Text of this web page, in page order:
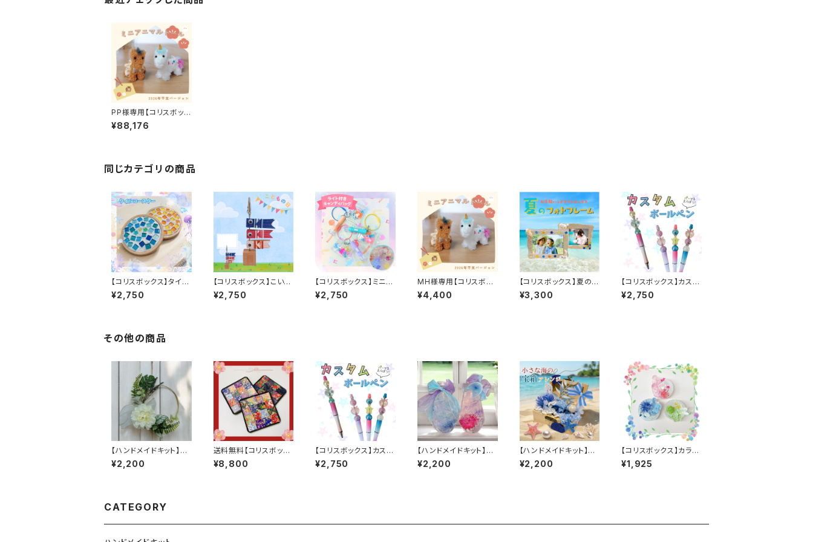
PP様専用【コリスボック
ス】ミニアニマルドール、
イースターエッグ
¥88,176
同じカテゴリの商品
【コリスボックス】タイル
コースター 5個セット
¥2,750
【コリスボックス】こいの
ぼりのメモスタンド 5個
セット
¥2,750
【コリスボックス】ミニラ
イト付きキャンディバッ
グ 5個セット
¥2,750
MH様専用【コリスボッ
クス】ミニアニマルドー
ル2026年干支Ver. 8
¥4,400
【コリスボックス】夏のフ
ォトフレーム 5個セット
¥3,300
【コリスボックス】カスタ
ムボールペン 5個セッ
ト
¥2,750
その他の商品
【ハンドメイドキット】初
夏のリース
¥2,200
送料無料【コリスボック
ス】和紙コースター 2
0個セット
¥8,800
【コリスボックス】カスタ
ムボールペン 5個セッ
ト
¥2,750
【ハンドメイドキット】紫
陽花のハーバリウム
¥2,200
【ハンドメイドキット】小
さな海の宝箱アレンジ
¥2,200
【コリスボックス】カラフ
ルワックスプレート 5
個セット
¥1,925
CATEGORY